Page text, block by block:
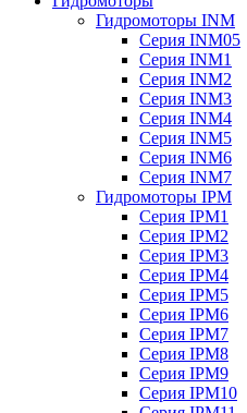
Гидромоторы INM
Серия INM05
Серия INM1
Серия INM2
Серия INM3
Серия INM4
Серия INM5
Серия INM6
Серия INM7
Гидромоторы IPM
Серия IPM1
Серия IPM2
Серия IPM3
Серия IPM4
Серия IPM5
Серия IPM6
Серия IPM7
Серия IPM8
Серия IPM9
Серия IPM10